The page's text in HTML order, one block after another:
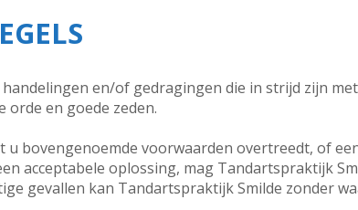
en/of gedragingen die in strijd zijn
en goede zeden.
bovengenoemde voorwaarden overtreedt, of
acceptabele oplossing, mag Tandartspraktijk
gevallen kan Tandartspraktijk Smilde zonder